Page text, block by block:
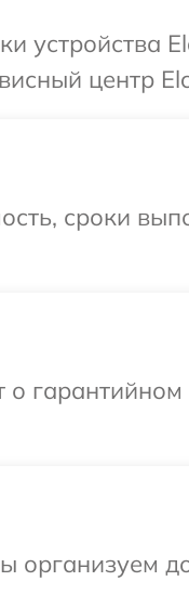
устройства
центр
сроки